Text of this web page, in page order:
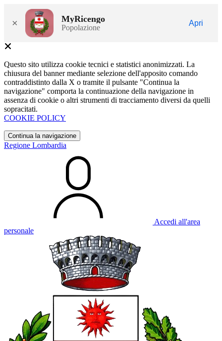
× MyRicengo
Popolazione
Apri
Questo sito utilizza cookie tecnici e statistici anonimizzati. La
chiusura del banner mediante selezione dell'apposito comando
contraddistinto dalla X o tramite il pulsante "Continua la
navigazione" comporta la continuazione della navigazione in
assenza di cookie o altri strumenti di tracciamento diversi da quelli
sopracitati.
COOKIE POLICY
Continua la navigazione
Regione Lombardia
Accedi all'area
personale